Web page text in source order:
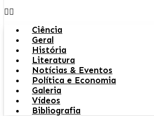
Ciência
Geral
História
Literatura
Notícias & Eventos
Política e Economia
Galeria
Vídeos
Bibliografia